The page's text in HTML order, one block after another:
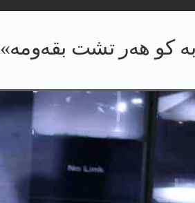
کو ھەر تشت بقەومە»